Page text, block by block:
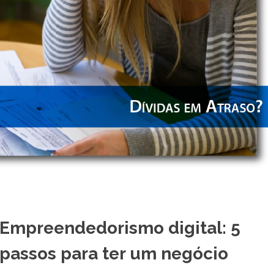
Empreendedorismo digital: 5
passos para ter um negócio